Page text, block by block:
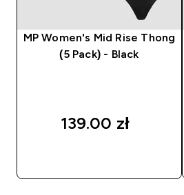
MP Women's Mid Rise Thong
(5 Pack) - Black
139.00 zł‎